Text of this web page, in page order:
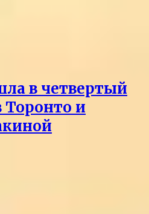
в четвертый
Торонто и